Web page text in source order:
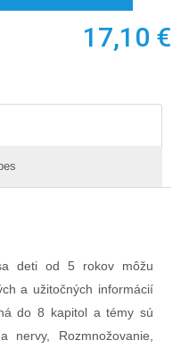
17,10 €
deti od 5 rokov môžu
a užitočných informácií
do 8 kapitol a témy sú
Rozmnožovanie,